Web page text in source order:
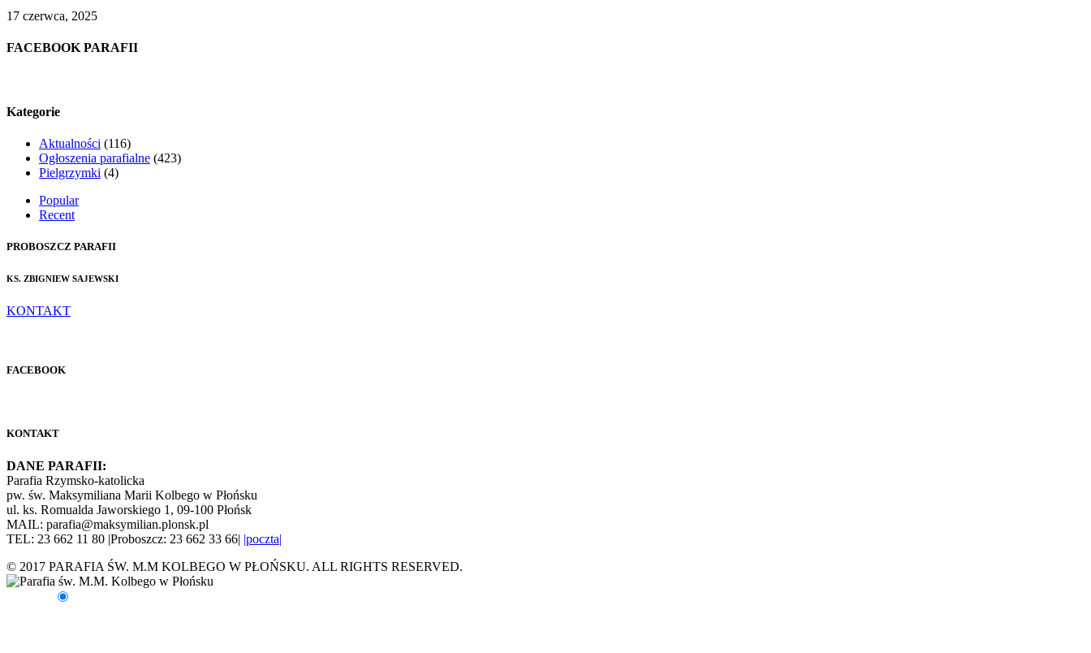
17 czerwca, 2025
FACEBOOK PARAFII
Kategorie
Aktualności (116)
Ogłoszenia parafialne (423)
Pielgrzymki (4)
Popular
Recent
PROBOSZCZ PARAFII
KS. ZBIGNIEW SAJEWSKI
KONTAKT
FACEBOOK
KONTAKT
DANE PARAFII:
Parafia Rzymsko-katolicka
pw. św. Maksymiliana Marii Kolbego w Płońsku
ul. ks. Romualda Jaworskiego 1, 09-100 Płońsk
MAIL: parafia@maksymilian.plonsk.pl
TEL: 23 662 11 80 |Proboszcz: 23 662 33 66| |poczta|
© 2017 PARAFIA ŚW. M.M KOLBEGO W PŁOŃSKU. ALL RIGHTS RESERVED.